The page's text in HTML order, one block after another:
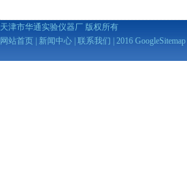
天津市华通实验仪器厂 版权所有
网站首页
新闻中心 联系我们 | 2016 GoogleSitemap